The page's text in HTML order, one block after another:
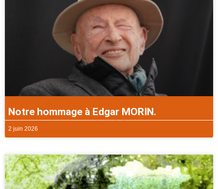
Notre hommage à Edgar MORIN.
2 juin 2026